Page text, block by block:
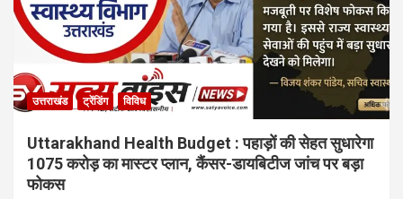
उत्तराखंड ट्रेंडिंग विविध
Uttarakhand Health Budget : पहाड़ों की सेहत सुधारेगा
1075 करोड़ का मास्टर प्लान, कैंसर-डायबिटीज जांच पर बड़ा
फोकस